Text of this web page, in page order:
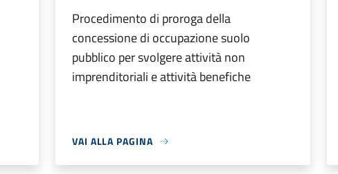
Procedimento di proroga della
concessione di occupazione suolo
pubblico per svolgere attività non
imprenditoriali e attività benefiche
VAI ALLA PAGINA